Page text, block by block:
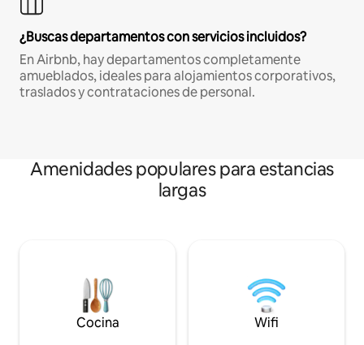
¿Buscas departamentos con servicios incluidos?
En Airbnb, hay departamentos completamente
amueblados, ideales para alojamientos corporativos,
traslados y contrataciones de personal.
Amenidades populares para estancias
largas
Cocina Wifi